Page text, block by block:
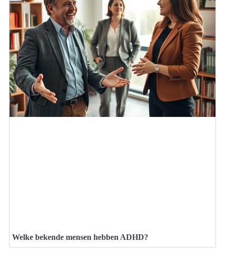
Welke bekende mensen hebben ADHD?